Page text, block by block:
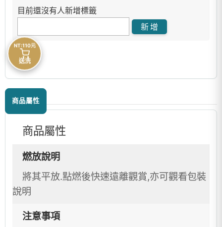
目前還沒有人新增標籤
商品屬性
商品屬性
燃放說明
將其平放.點燃後快速遠離觀賞,亦可觀看包裝
說明
注意事項
NT:110元
送洗